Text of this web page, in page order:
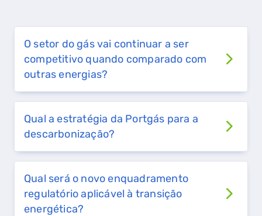
O setor do gás vai continuar a ser
competitivo quando comparado com
outras energias?
Qual a estratégia da Portgás para a
descarbonização?
Qual será o novo enquadramento
regulatório aplicável à transição
energética?
QUERO TER GÁS NATURAL
SIMULADOR DE POUPANÇA